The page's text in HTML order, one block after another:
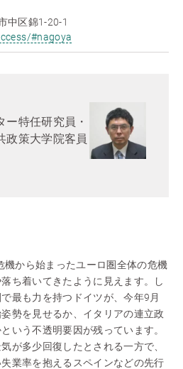
中区錦1-20-1
#nagoya
ー特任研究員・
政策大学院客員
から始まったユーロ圏全体の危機
ち着いてきたように見えます。し
最も力を持つドイツが、今年9月
勢を見せるか、イタリアの連立政
いう不透明要因が残っています。
が多少回復したとされる一方で、
業率を抱えるスペインなどの先行